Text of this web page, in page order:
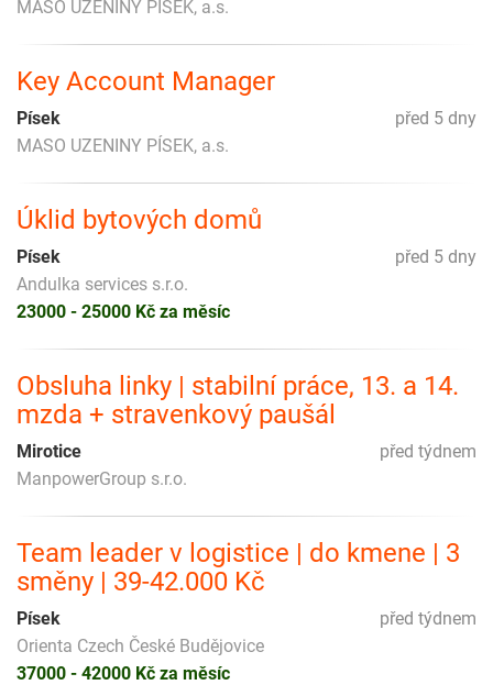
MASO UZENINY PÍSEK, a.s.
Key Account Manager
před 5 dny
Písek
MASO UZENINY PÍSEK, a.s.
Úklid bytových domů
před 5 dny
Písek
Andulka services s.r.o.
23000 - 25000 Kč za měsíc
Obsluha linky | stabilní práce, 13. a 14.
mzda + stravenkový paušál
před týdnem
Mirotice
ManpowerGroup s.r.o.
Team leader v logistice | do kmene | 3
směny | 39-42.000 Kč
před týdnem
Písek
Orienta Czech České Budějovice
37000 - 42000 Kč za měsíc